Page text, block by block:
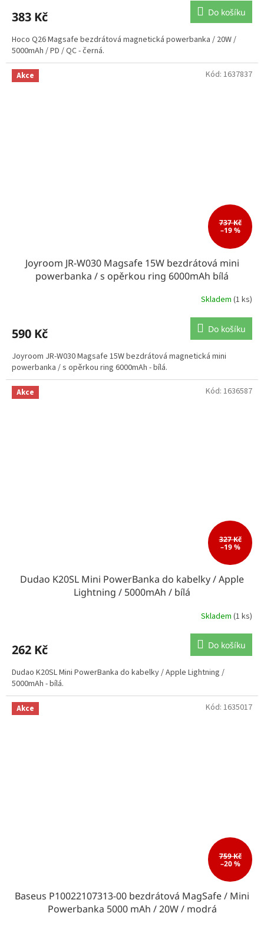
383 Kč Do košíku
Hoco Q26 Magsafe bezdrátová magnetická powerbanka / 20W /
5000mAh / PD / QC - černá.
Akce
737 Kč
–19 %
Joyroom JR-W030 Magsafe 15W bezdrátová mini
powerbanka / s opěrkou ring 6000mAh bílá
Skladem (1 ks)
590 Kč Do košíku
Joyroom JR-W030 Magsafe 15W bezdrátová magnetická mini
powerbanka / s opěrkou ring 6000mAh - bílá.
Kód: 1637837
Akce
327 Kč
–19 %
Dudao K20SL Mini PowerBanka do kabelky / Apple
Lightning / 5000mAh / bílá
Skladem (1 ks)
262 Kč Do košíku
Dudao K20SL Mini PowerBanka do kabelky / Apple Lightning /
5000mAh - bílá.
Kód: 1636587
Akce
759 Kč
–20 %
Baseus P10022107313-00 bezdrátová MagSafe / Mini
Powerbanka 5000 mAh / 20W / modrá
Kód: 1635017